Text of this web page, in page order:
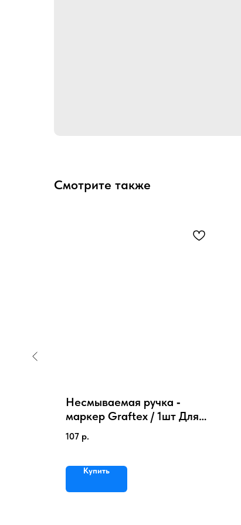
Смотрите также
Несмываемая ручка ‑
маркер Graftex / 1шт Для
прачечных и химчисток
107 р.
Купить